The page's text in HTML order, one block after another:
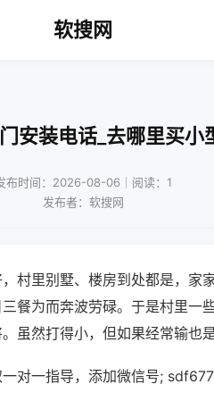
软搜网
安装电话_去哪里买
布时间：2026-08-06｜阅读：1
发布者：软搜网
村里别墅、楼房到处都是，家
餐为而奔波劳碌。于是村里一
虽然打得小，但如果经常输也
对一指导，添加微信号;